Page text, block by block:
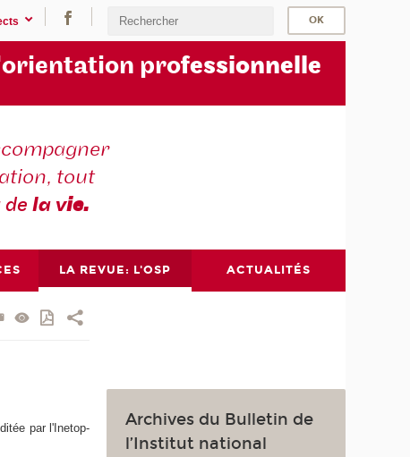
orientation professionnelle
tout
dela vie.
LA REVUE: L'OSP ACTUALITÉS
par l'Inetop-
Archives du Bulletin de
l’Institut national